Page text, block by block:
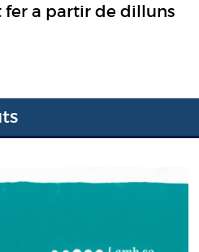
fer a partir de dilluns